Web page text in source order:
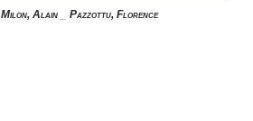
Milon, Alain_ Pazzottu, Florence